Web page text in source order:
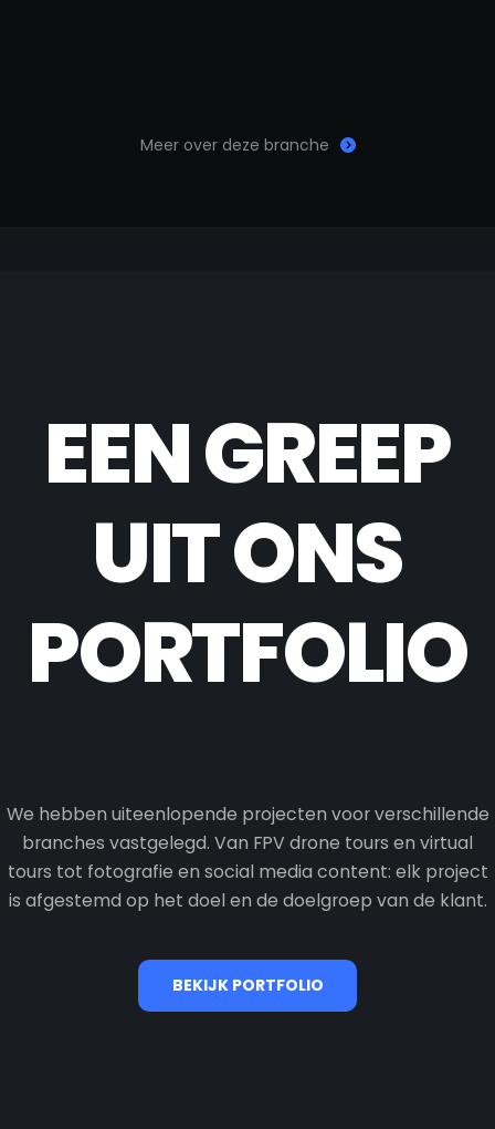
Meer over deze branche
EEN GREEP
UIT ONS
PORTFOLIO
We hebben uiteenlopende projecten voor verschillende
branches vastgelegd. Van FPV drone tours en virtual
tours tot fotografie en social media content: elk project
is afgestemd op het doel en de doelgroep van de klant.
BEKIJK PORTFOLIO